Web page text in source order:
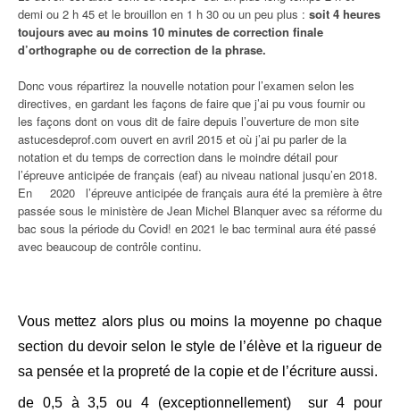
demi ou 2 h 45 et le brouillon en 1 h 30 ou un peu plus : soit 4 heures
toujours avec au moins 10 minutes de correction finale
d’orthographe ou de correction de la phrase.
Donc vous répartirez la nouvelle notation pour l’examen selon les
directives, en gardant les façons de faire que j’ai pu vous fournir ou
les façons dont on vous dit de faire depuis l’ouverture de mon site
astucesdeprof.com ouvert en avril 2015 et où j’ai pu parler de la
notation et du temps de correction dans le moindre détail pour
l’épreuve anticipée de français (eaf) au niveau national jusqu’en 2018.
En 2020 l’épreuve anticipée de français aura été la première à être
passée sous le ministère de Jean Michel Blanquer avec sa réforme du
bac sous la période du Covid! en 2021 le bac terminal aura été passé
avec beaucoup de contrôle continu.
Vous mettez alors plus ou moins la moyenne po chaque
section du devoir selon le style de l’élève et la rigueur de
sa pensée et la propreté de la copie et de l’écriture aussi.
de 0,5 à 3,5 ou 4 (exceptionnellement) sur 4 pour